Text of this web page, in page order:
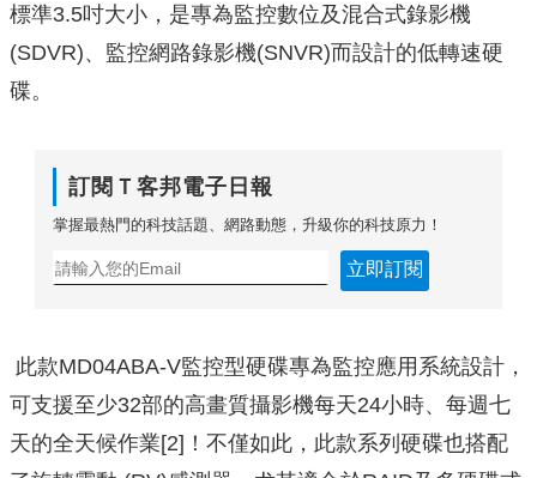
標準3.5吋大小，是專為監控數位及混合式錄影機
(SDVR)、監控網路錄影機(SNVR)而設計的低轉速硬
碟。
訂閱Ｔ客邦電子日報
掌握最熱門的科技話題、網路動態，升級你的科技原力！
立即訂閱
此款MD04ABA-V監控型硬碟專為監控應用系統設計，
可支援至少32部的高畫質攝影機每天24小時、每週七
天的全天候作業[2]！不僅如此，此款系列硬碟也搭配